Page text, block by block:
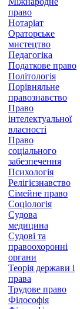
право
Нотаріат
Ораторське
мистецтво
Педагогіка
Податкове право
Політологія
Порівняльне
правознавство
Право
інтелектуальної
власності
Право
соціального
забезпечення
Психологія
Релігієзнавство
Сімейне право
Соціологія
Судова
медицина
Судові та
правоохоронні
органи
Теорія держави і
права
Трудове право
Філософія